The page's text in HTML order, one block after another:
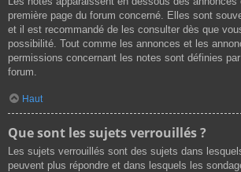
première page du forum concerné. Elles sont
et il est recommandé de les consulter dès que
possibilité. Tout comme les annonces et les
permissions concernant les notes sont définies
forum.
Haut
Que sont les sujets verrouillés ?
Les sujets verrouillés sont des sujets dans
peuvent plus répondre et dans lesquels les